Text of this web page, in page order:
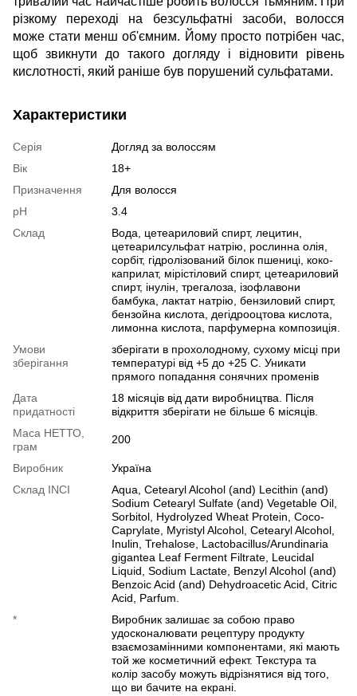
різкому переході на безсульфатні засоби, волосся
може стати менш об'ємним. Йому просто потрібен час,
щоб звикнути до такого догляду і відновити рівень
кислотності, який раніше був порушений сульфатами.
Характеристики
Серія
Догляд за волоссям
Вік
18+
Призначення
Для волосся
pH
3.4
Склад
Вода, цетеариловий спирт, лецитин,
цетеарилсульфат натрію, рослинна олія,
сорбіт, гідролізований білок пшениці, коко-
каприлат, мірістіловий спирт, цетеариловий
спирт, інулін, трегалоза, ізофлавони
бамбука, лактат натрію, бензиловий спирт,
бензойна кислота, дегідрооцтова кислота,
лимонна кислота, парфумерна композиція.
Умови
зберігання
зберігати в прохолодному, сухому місці при
температурі від +5 до +25 С. Уникати
прямого попадання сонячних променів
Дата
придатності
18 місяців від дати виробництва. Після
відкриття зберігати не більше 6 місяців.
Маса НЕТТО,
грам
200
Виробник
Україна
Cклад INCI
Aqua, Cetearyl Alcohol (and) Lecithin (and)
Sodium Cetearyl Sulfate (and) Vegetable Oil,
Sorbitol, Hydrolyzed Wheat Protein, Coco-
Caprylate, Myristyl Alcohol, Cetearyl Alcohol,
Inulin, Trehalose, Lactobacillus/Arundinaria
gigantea Leaf Ferment Filtrate, Leucidal
Liquid, Sodium Lactate, Benzyl Alcohol (and)
Benzoic Acid (and) Dehydroacetic Acid, Citric
Acid, Parfum.
*
Виробник залишає за собою право
удосконалювати рецептуру продукту
взаємозамінними компонентами, які мають
той же косметичний ефект. Текстура та
колір засобу можуть відрізнятися від того,
що ви бачите на екрані.